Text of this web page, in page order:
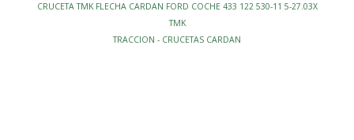
CRUCETA TMK FLECHA CARDAN FORD COCHE 433 122 530-11 5-27.03X
TMK
TRACCION - CRUCETAS CARDAN